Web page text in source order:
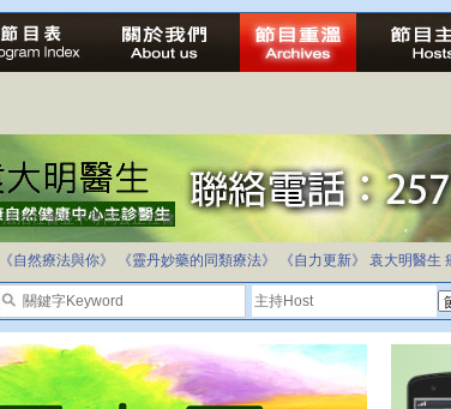
自家教育合法化-推動多元化教育，全民學卷制
《自然療法與你》 《靈丹妙藥的同類療法》 《自力更新》 袁大明醫生